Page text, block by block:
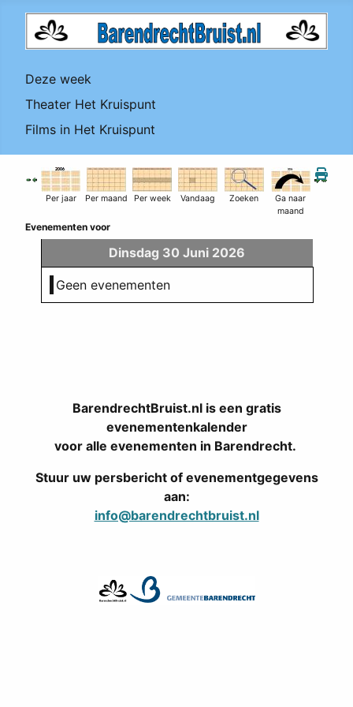
Deze week
Theater Het Kruispunt
Films in Het Kruispunt
Per jaar Per maand Per week Vandaag Zoeken
Ga naar
maand
Evenementen voor
Dinsdag 30 Juni 2026
Geen evenementen
BarendrechtBruist.nl is een gratis
evenementenkalender
voor alle evenementen in Barendrecht.
Stuur uw persbericht of evenementgegevens
aan:
info@barendrechtbruist.nl